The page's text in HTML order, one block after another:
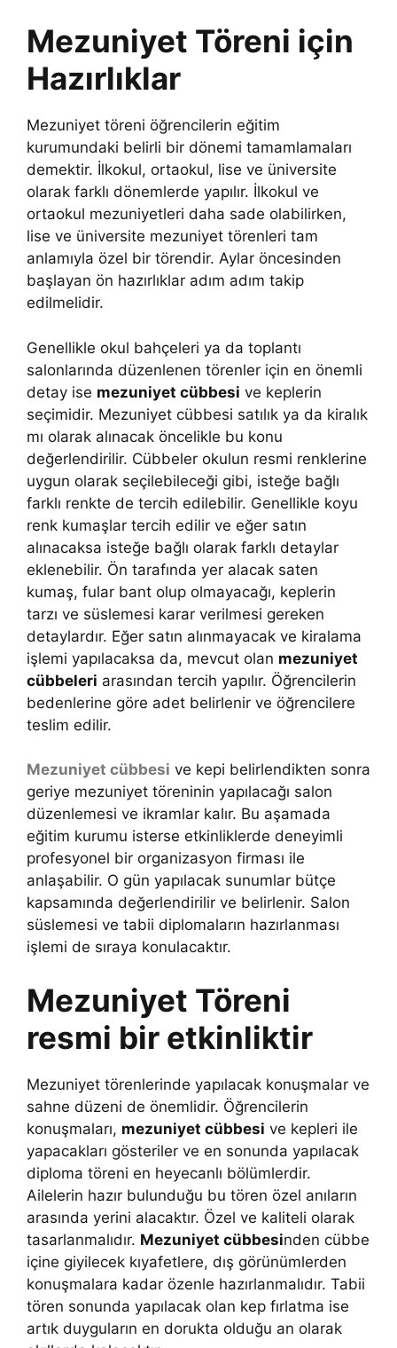
Mezuniyet Töreni için
Hazırlıklar
Mezuniyet töreni öğrencilerin eğitim
kurumundaki belirli bir dönemi tamamlamaları
demektir. İlkokul, ortaokul, lise ve üniversite
olarak farklı dönemlerde yapılır. İlkokul ve
ortaokul mezuniyetleri daha sade olabilirken,
lise ve üniversite mezuniyet törenleri tam
anlamıyla özel bir törendir. Aylar öncesinden
başlayan ön hazırlıklar adım adım takip
edilmelidir.
Genellikle okul bahçeleri ya da toplantı
salonlarında düzenlenen törenler için en önemli
detay ise mezuniyet cübbesi ve keplerin
seçimidir. Mezuniyet cübbesi satılık ya da kiralık
mı olarak alınacak öncelikle bu konu
değerlendirilir. Cübbeler okulun resmi renklerine
uygun olarak seçilebileceği gibi, isteğe bağlı
farklı renkte de tercih edilebilir. Genellikle koyu
renk kumaşlar tercih edilir ve eğer satın
alınacaksa isteğe bağlı olarak farklı detaylar
eklenebilir. Ön tarafında yer alacak saten
kumaş, fular bant olup olmayacağı, keplerin
tarzı ve süslemesi karar verilmesi gereken
detaylardır. Eğer satın alınmayacak ve kiralama
işlemi yapılacaksa da, mevcut olan mezuniyet
cübbeleri arasından tercih yapılır. Öğrencilerin
bedenlerine göre adet belirlenir ve öğrencilere
teslim edilir.
Mezuniyet cübbesi ve kepi belirlendikten sonra
geriye mezuniyet töreninin yapılacağı salon
düzenlemesi ve ikramlar kalır. Bu aşamada
eğitim kurumu isterse etkinliklerde deneyimli
profesyonel bir organizasyon firması ile
anlaşabilir. O gün yapılacak sunumlar bütçe
kapsamında değerlendirilir ve belirlenir. Salon
süslemesi ve tabii diplomaların hazırlanması
işlemi de sıraya konulacaktır.
Mezuniyet Töreni
resmi bir etkinliktir
Mezuniyet törenlerinde yapılacak konuşmalar ve
sahne düzeni de önemlidir. Öğrencilerin
konuşmaları, mezuniyet cübbesi ve kepleri ile
yapacakları gösteriler ve en sonunda yapılacak
diploma töreni en heyecanlı bölümlerdir.
Ailelerin hazır bulunduğu bu tören özel anıların
arasında yerini alacaktır. Özel ve kaliteli olarak
tasarlanmalıdır. Mezuniyet cübbesinden cübbe
içine giyilecek kıyafetlere, dış görünümlerden
konuşmalara kadar özenle hazırlanmalıdır. Tabii
tören sonunda yapılacak olan kep fırlatma ise
artık duyguların en dorukta olduğu an olarak